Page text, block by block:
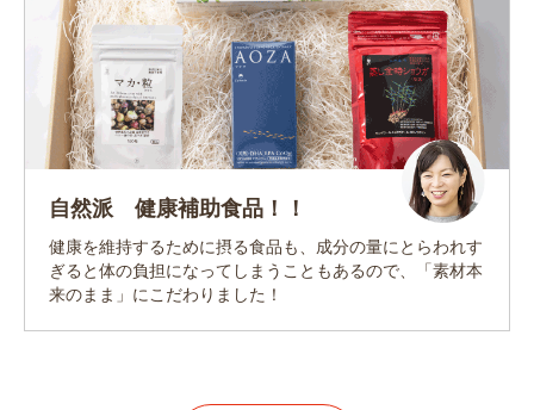
自然派 健康補助食品！！
健康を維持するために摂る食品も、成分の量にとらわれす
ぎると体の負担になってしまうこともあるので、「素材本
来のまま」にこだわりました！